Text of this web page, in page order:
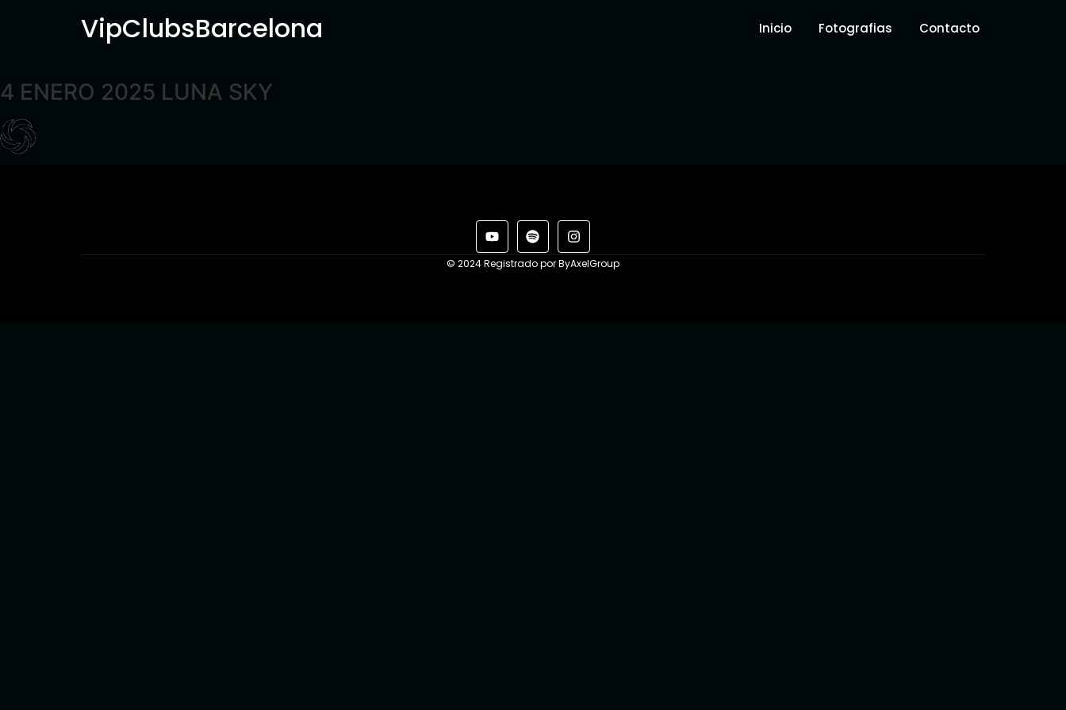
VipClubsBarcelona Inicio Fotografias Contacto
4 ENERO 2025 LUNA SKY
© 2024 Registrado por ByAxelGroup